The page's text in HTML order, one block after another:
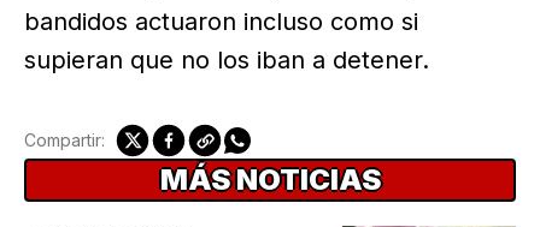
bandidos actuaron incluso como si
supieran que no los iban a detener.
Compartir:
MÁS NOTICIAS